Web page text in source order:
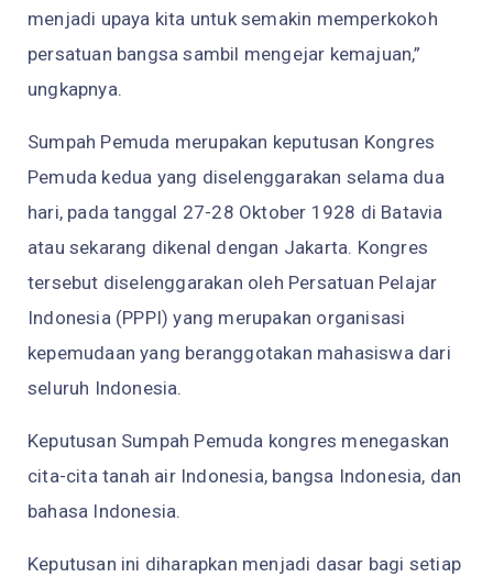
menjadi upaya kita untuk semakin memperkokoh
persatuan bangsa sambil mengejar kemajuan,”
ungkapnya.
Sumpah Pemuda merupakan keputusan Kongres
Pemuda kedua yang diselenggarakan selama dua
hari, pada tanggal 27-28 Oktober 1928 di Batavia
atau sekarang dikenal dengan Jakarta. Kongres
tersebut diselenggarakan oleh Persatuan Pelajar
Indonesia (PPPI) yang merupakan organisasi
kepemudaan yang beranggotakan mahasiswa dari
seluruh Indonesia.
Keputusan Sumpah Pemuda kongres menegaskan
cita-cita tanah air Indonesia, bangsa Indonesia, dan
bahasa Indonesia.
Keputusan ini diharapkan menjadi dasar bagi setiap